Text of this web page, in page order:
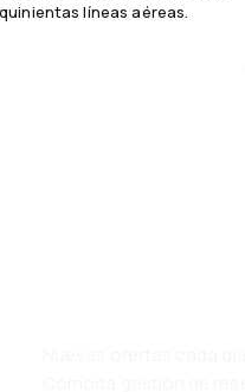
líneas aéreas.